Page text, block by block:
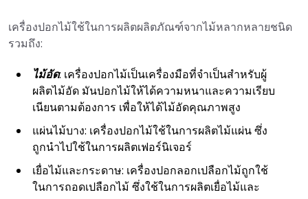
เครื่องปอกไม้ใช้ในการผลิตผลิตภัณฑ์จากไม้หลากหลายชนิด
รวมถึง:
ไม้อัด: เครื่องปอกไม้เป็นเครื่องมือที่จำเป็นสำหรับผู้
ผลิตไม้อัด มันปอกไม้ให้ได้ความหนาและความเรียบ
เนียนตามต้องการ เพื่อให้ได้ไม้อัดคุณภาพสูง
แผ่นไม้บาง: เครื่องปอกไม้ใช้ในการผลิตไม้แผ่น ซึ่ง
ถูกนำไปใช้ในการผลิตเฟอร์นิเจอร์
เยื่อไม้และกระดาษ: เครื่องปอกลอกเปลือกไม้ถูกใช้
ในการถอดเปลือกไม้ ซึ่งใช้ในการผลิตเยื่อไม้และ